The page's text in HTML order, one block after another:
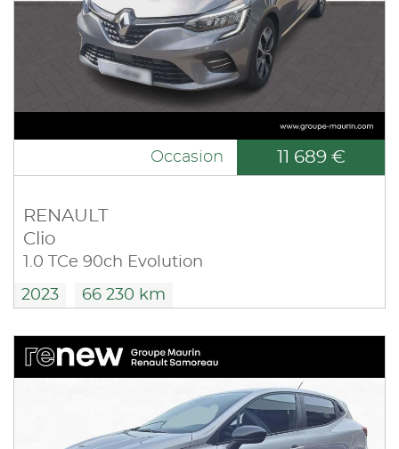
Occasion 11 689 €
RENAULT
Clio
1.0 TCe 90ch Evolution
2023 66 230 km